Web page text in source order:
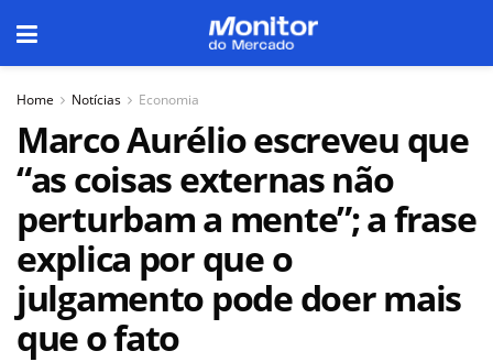
Home Notícias Economia
Marco Aurélio escreveu que
“as coisas externas não
perturbam a mente”; a frase
explica por que o
julgamento pode doer mais
que o fato